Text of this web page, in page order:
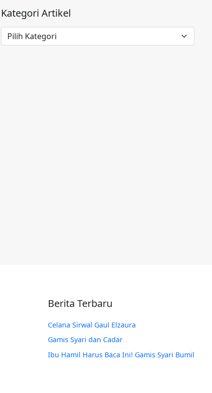
Kategori Artikel
Kategori
Artikel
Berita Terbaru
Celana Sirwal Gaul Elzaura
Gamis Syari dan Cadar
Ibu Hamil Harus Baca Ini! Gamis Syari Bumil